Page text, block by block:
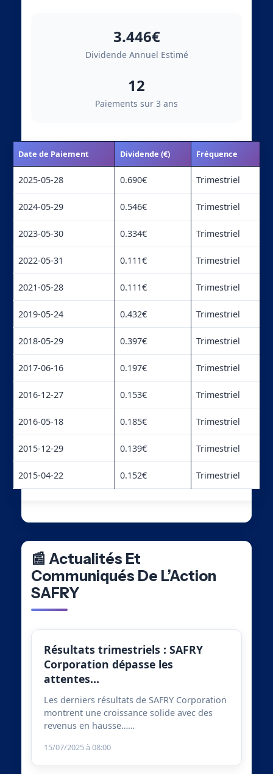
3.446€
Dividende Annuel Estimé
12
Paiements sur 3 ans
Date de Paiement Dividende (€) Fréquence
2025-05-28 0.690€ Trimestriel
2024-05-29 0.546€ Trimestriel
2023-05-30 0.334€ Trimestriel
2022-05-31 0.111€ Trimestriel
2021-05-28 0.111€ Trimestriel
2019-05-24 0.432€ Trimestriel
2018-05-29 0.397€ Trimestriel
2017-06-16 0.197€ Trimestriel
2016-12-27 0.153€ Trimestriel
2016-05-18 0.185€ Trimestriel
2015-12-29 0.139€ Trimestriel
2015-04-22 0.152€ Trimestriel
📰 Actualités Et
Communiqués De L’Action
SAFRY
Résultats trimestriels : SAFRY
Corporation dépasse les
attentes…
Les derniers résultats de SAFRY Corporation
montrent une croissance solide avec des
revenus en hausse……
15/07/2025 à 08:00